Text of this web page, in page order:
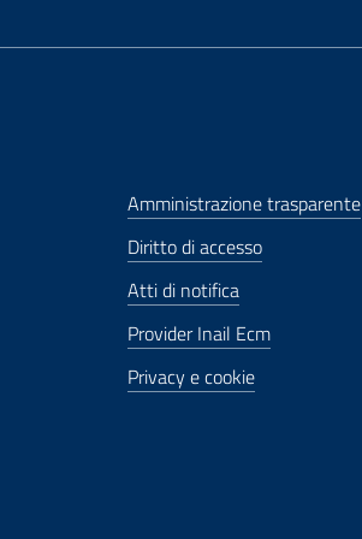
Amministrazione trasparente
Diritto di accesso
Atti di notifica
Provider Inail Ecm
Privacy e cookie